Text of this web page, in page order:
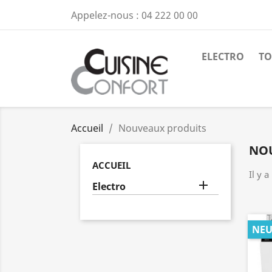
Appelez-nous : 04 222 00 00
ELECTRO
Accueil Nouveaux produits
ACCUEIL
Electro 
Il y a